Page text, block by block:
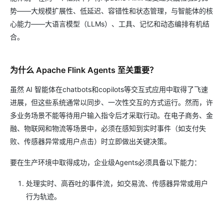
势——大规模扩展性、低延迟、容错性和状态管理，与智能体的核
心能力——大语言模型（LLMs）、工具、记忆和动态编排有机结
合。
为什么 Apache Flink Agents 至关重要？
虽然 AI 智能体在chatbots和copilots等交互式应用中取得了飞速
进展，但这些系统通常以同步、一次性交互的方式运行。然而，许
多业务场景不能等待用户输入指令后才采取行动。在电子商务、金
融、物联网和物流等场景中，必须在感知到实时事件（如支付失
败、传感器异常或用户点击）时立即做出关键决策。
要在生产环境中取得成功，企业级Agents必须具备以下能力：
处理实时、高吞吐的事件流，如交易流、传感器异常或用户
行为轨迹。